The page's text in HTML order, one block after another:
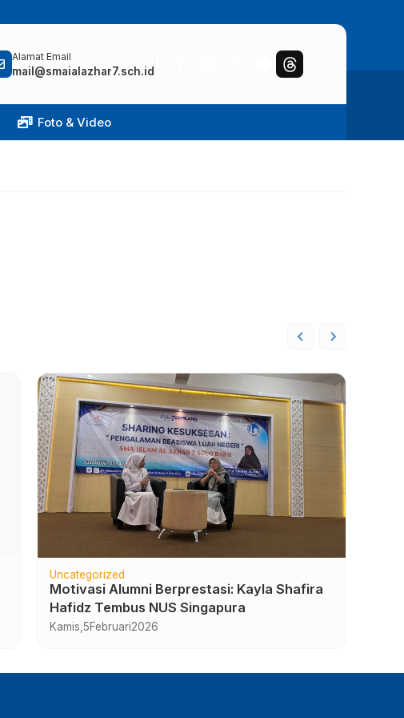
Alamat Email
mail@smaialazhar7.sch.id
Foto & Video
Uncategorized
Motivasi Alumni Berprestasi: Kayla Shafira
Hafidz Tembus NUS Singapura
Kamis,5Februari2026